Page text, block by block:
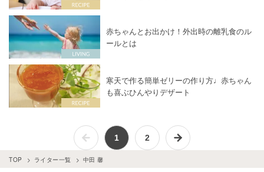
赤ちゃんとお出かけ！外出時の離乳食のル
ールとは
寒天で作る簡単ゼリーの作り方♩赤ちゃん
も喜ぶひんやりデザート
1 2
TOP ライター一覧 中田 馨